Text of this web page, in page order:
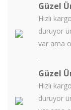
Güzel
Hızlı
duruyor
var ama
.
Güzel
Hızlı
duruyor